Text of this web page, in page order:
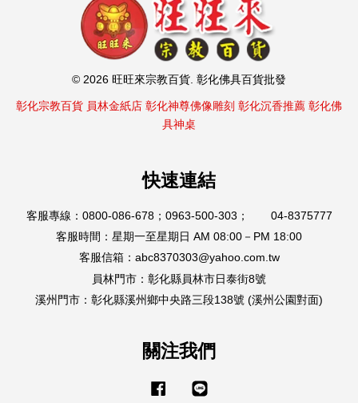
© 2026 旺旺來宗教百貨. 彰化佛具百貨批發
彰化宗教百貨 員林金紙店 彰化神尊佛像雕刻 彰化沉香推薦 彰化佛
具神桌
快速連結
客服專線：0800-086-678；0963-500-303； 04-8375777
客服時間：星期一至星期日 AM 08:00－PM 18:00
客服信箱：abc8370303@yahoo.com.tw
員林門市：彰化縣員林市日泰街8號
溪州門市：彰化縣溪州鄉中央路三段138號 (溪州公園對面)
關注我們
Facebook